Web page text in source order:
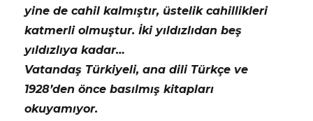
yine de cahil kalmıştır, üstelik cahillikleri
katmerli olmuştur. İki yıldızlıdan beş
yıldızlıya kadar…
Vatandaş Türkiyeli, ana dili Türkçe ve
1928’den önce basılmış kitapları
okuyamıyor.